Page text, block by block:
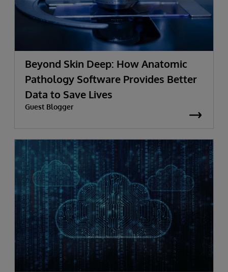
Beyond Skin Deep: How Anatomic
Pathology Software Provides Better
Data to Save Lives
Guest Blogger